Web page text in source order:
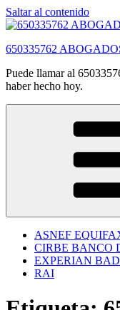
Saltar al contenido
650335762
Puede llamar al
haber hecho hoy.
ASNEF
CIRBE BANCO
EXPERIAN
RAI